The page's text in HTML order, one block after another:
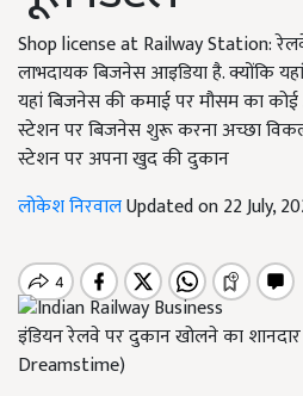
Shop license at Railway Station:
लाभदायक बिजनेस आइडिया है. क्योंकि
यहां बिजनेस की कमाई पर मौसम का
स्टेशन पर बिजनेस शुरू करना अच्छा
स्टेशन पर अपना खुद की दुकान
लोकेश निरवालUpdated on 22 July,
इंडियन रेलवे पर दुकान खोलने का
Dreamstime)